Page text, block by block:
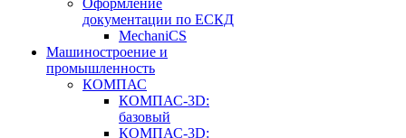
Оформление
документации по ЕСКД
MechaniCS
Машиностроение и
промышленность
КОМПАС
КОМПАС-3D:
базовый
КОМПАС-3D: